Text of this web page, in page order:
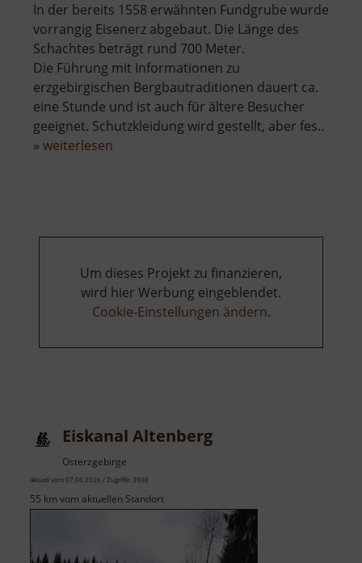
In der bereits 1558 erwähnten Fundgrube wurde
vorrangig Eisenerz abgebaut. Die Länge des
Schachtes beträgt rund 700 Meter.
Die Führung mit Informationen zu
erzgebirgischen Bergbautraditionen dauert ca.
eine Stunde und ist auch für ältere Besucher
geeignet. Schutzkleidung wird gestellt, aber fes..
» weiterlesen
Um dieses Projekt zu finanzieren,
wird hier Werbung eingeblendet.
Cookie-Einstellungen ändern.
Eiskanal Altenberg
Osterzgebirge
aktuell vom 07.06.2026 / Zugriffe: 3908
55 km vom aktuellen Standort